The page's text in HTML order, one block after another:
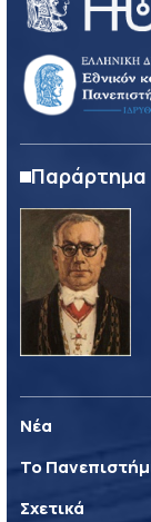
Παράρτημα
Νέα
Το
Σχετικά